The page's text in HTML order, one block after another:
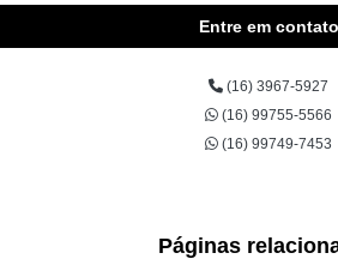
Motor c7
Motor c7 1
Peças de escavadeira hidráulica
Entre em contato
(16) 3967-5927
(16) 99755-5566
(16) 99749-7453
Páginas